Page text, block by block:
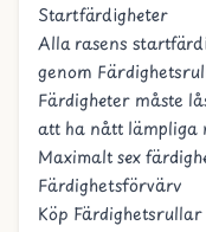
Startfärdigheter
Alla rasens
genom
Färdigheter måste
att ha nått lämpliga
Maximalt sex
Färdighetsförvärv
Köp